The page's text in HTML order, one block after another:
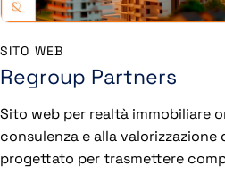
SITO WEB
Regroup Partners
Sito web per realtà immobiliare
consulenza e alla valorizzazione
progettato per trasmettere